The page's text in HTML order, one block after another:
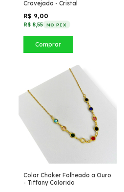
Cravejada - Cristal
R$ 9,00
R$ 8,55 NO PIX
Comprar
Colar Choker Folheado a Ouro
- Tiffany Colorido